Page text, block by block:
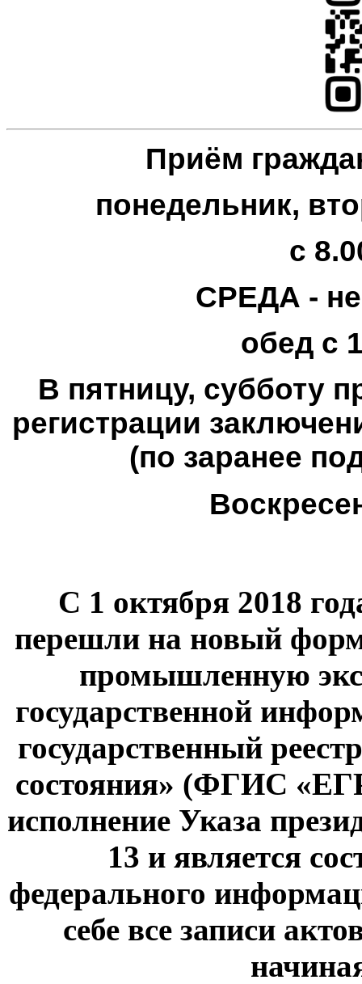
Приём
понедельник,
с
СРЕДА -
обед с
В пятницу, субботу
регистрации
(по заранее
С 1 октября 2018
перешли на новый
промышленную
государственной
государственный
состояния» (ФГИС
исполнение Указа
13 и является
федерального
себе все записи